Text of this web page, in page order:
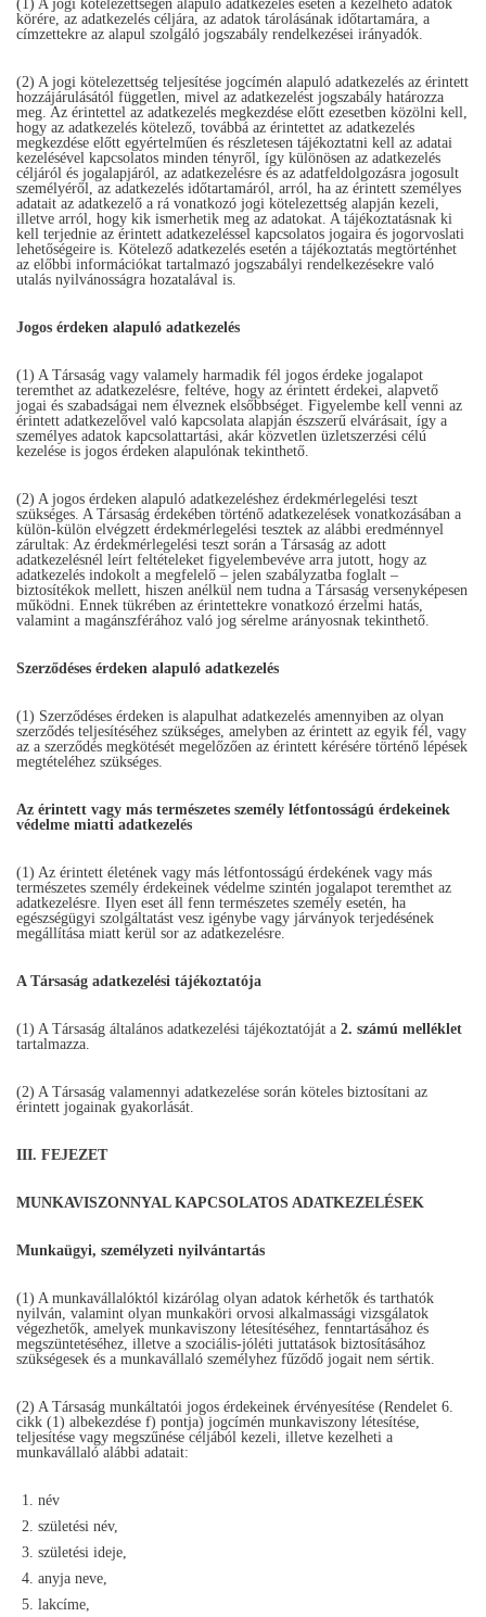
(1) A jogi kötelezettségen alapuló adatkezelés esetén a kezelhető adatok
körére, az adatkezelés céljára, az adatok tárolásának időtartamára, a
címzettekre az alapul szolgáló jogszabály rendelkezései irányadók.
(2) A jogi kötelezettség teljesítése jogcímén alapuló adatkezelés az érintett
hozzájárulásától független, mivel az adatkezelést jogszabály határozza
meg. Az érintettel az adatkezelés megkezdése előtt ezesetben közölni kell,
hogy az adatkezelés kötelező, továbbá az érintettet az adatkezelés
megkezdése előtt egyértelműen és részletesen tájékoztatni kell az adatai
kezelésével kapcsolatos minden tényről, így különösen az adatkezelés
céljáról és jogalapjáról, az adatkezelésre és az adatfeldolgozásra jogosult
személyéről, az adatkezelés időtartamáról, arról, ha az érintett személyes
adatait az adatkezelő a rá vonatkozó jogi kötelezettség alapján kezeli,
illetve arról, hogy kik ismerhetik meg az adatokat. A tájékoztatásnak ki
kell terjednie az érintett adatkezeléssel kapcsolatos jogaira és jogorvoslati
lehetőségeire is. Kötelező adatkezelés esetén a tájékoztatás megtörténhet
az előbbi információkat tartalmazó jogszabályi rendelkezésekre való
utalás nyilvánosságra hozatalával is.
Jogos érdeken alapuló adatkezelés
(1) A Társaság vagy valamely harmadik fél jogos érdeke jogalapot
teremthet az adatkezelésre, feltéve, hogy az érintett érdekei, alapvető
jogai és szabadságai nem élveznek elsőbbséget. Figyelembe kell venni az
érintett adatkezelővel való kapcsolata alapján észszerű elvárásait, így a
személyes adatok kapcsolattartási, akár közvetlen üzletszerzési célú
kezelése is jogos érdeken alapulónak tekinthető.
(2) A jogos érdeken alapuló adatkezeléshez érdekmérlegelési teszt
szükséges. A Társaság érdekében történő adatkezelések vonatkozásában a
külön-külön elvégzett érdekmérlegelési tesztek az alábbi eredménnyel
zárultak: Az érdekmérlegelési teszt során a Társaság az adott
adatkezelésnél leírt feltételeket figyelembevéve arra jutott, hogy az
adatkezelés indokolt a megfelelő – jelen szabályzatba foglalt –
biztosítékok mellett, hiszen anélkül nem tudna a Társaság versenyképesen
működni. Ennek tükrében az érintettekre vonatkozó érzelmi hatás,
valamint a magánszférához való jog sérelme arányosnak tekinthető.
Szerződéses érdeken alapuló adatkezelés
(1) Szerződéses érdeken is alapulhat adatkezelés amennyiben az olyan
szerződés teljesítéséhez szükséges, amelyben az érintett az egyik fél, vagy
az a szerződés megkötését megelőzően az érintett kérésére történő lépések
megtételéhez szükséges.
Az érintett vagy más természetes személy létfontosságú érdekeinek
védelme miatti adatkezelés
(1) Az érintett életének vagy más létfontosságú érdekének vagy más
természetes személy érdekeinek védelme szintén jogalapot teremthet az
adatkezelésre. Ilyen eset áll fenn természetes személy esetén, ha
egészségügyi szolgáltatást vesz igénybe vagy járványok terjedésének
megállítása miatt kerül sor az adatkezelésre.
A Társaság adatkezelési tájékoztatója
(1) A Társaság általános adatkezelési tájékoztatóját a 2. számú melléklet
tartalmazza.
(2) A Társaság valamennyi adatkezelése során köteles biztosítani az
érintett jogainak gyakorlását.
III. FEJEZET
MUNKAVISZONNYAL KAPCSOLATOS ADATKEZELÉSEK
Munkaügyi, személyzeti nyilvántartás
(1) A munkavállalóktól kizárólag olyan adatok kérhetők és tarthatók
nyilván, valamint olyan munkaköri orvosi alkalmassági vizsgálatok
végezhetők, amelyek munkaviszony létesítéséhez, fenntartásához és
megszüntetéséhez, illetve a szociális-jóléti juttatások biztosításához
szükségesek és a munkavállaló személyhez fűződő jogait nem sértik.
(2) A Társaság munkáltatói jogos érdekeinek érvényesítése (Rendelet 6.
cikk (1) albekezdése f) pontja) jogcímén munkaviszony létesítése,
teljesítése vagy megszűnése céljából kezeli, illetve kezelheti a
munkavállaló alábbi adatait:
név
születési név,
születési ideje,
anyja neve,
lakcíme,